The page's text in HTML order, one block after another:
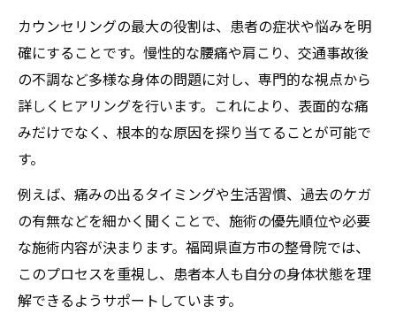
カウンセリングの最大の役割は、患者の症状や悩みを明
確にすることです。慢性的な腰痛や肩こり、交通事故後
の不調など多様な身体の問題に対し、専門的な視点から
詳しくヒアリングを行います。これにより、表面的な痛
みだけでなく、根本的な原因を探り当てることが可能で
す。
例えば、痛みの出るタイミングや生活習慣、過去のケガ
の有無などを細かく聞くことで、施術の優先順位や必要
な施術内容が決まります。福岡県直方市の整骨院では、
このプロセスを重視し、患者本人も自分の身体状態を理
解できるようサポートしています。